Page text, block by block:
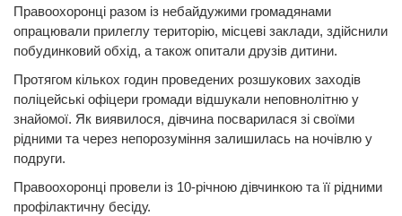
Правоохоронці разом із небайдужими громадянами
опрацювали прилеглу територію, місцеві заклади, здійснили
побудинковий обхід, а також опитали друзів дитини.
Протягом кількох годин проведених розшукових заходів
поліцейські офіцери громади відшукали неповнолітню у
знайомої. Як виявилося, дівчина посварилася зі своїми
рідними та через непорозуміння залишилась на ночівлю у
подруги.
Правоохоронці провели із 10-річною дівчинкою та її рідними
профілактичну бесіду.